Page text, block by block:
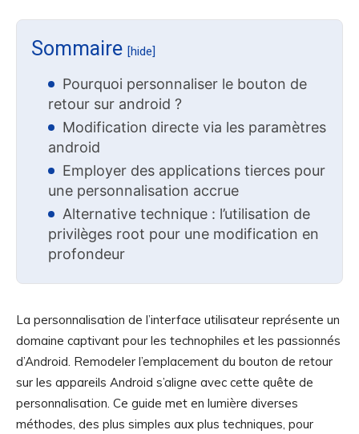
Sommaire [hide]
Pourquoi personnaliser le bouton de
retour sur android ?
Modification directe via les paramètres
android
Employer des applications tierces pour
une personnalisation accrue
Alternative technique : l’utilisation de
privilèges root pour une modification en
profondeur
La personnalisation de l’interface utilisateur représente un
domaine captivant pour les technophiles et les passionnés
d’Android. Remodeler l’emplacement du bouton de retour
sur les appareils Android s’aligne avec cette quête de
personnalisation. Ce guide met en lumière diverses
méthodes, des plus simples aux plus techniques, pour